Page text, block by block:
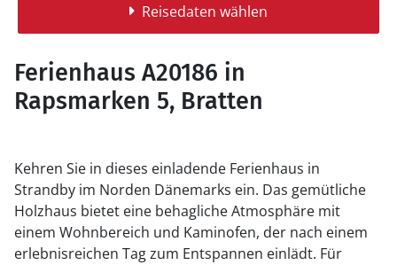
Reisedaten wählen
Ferienhaus A20186 in
Rapsmarken 5, Bratten
Kehren Sie in dieses einladende Ferienhaus in
Strandby im Norden Dänemarks ein. Das gemütliche
Holzhaus bietet eine behagliche Atmosphäre mit
einem Wohnbereich und Kaminofen, der nach einem
erlebnisreichen Tag zum Entspannen einlädt. Für